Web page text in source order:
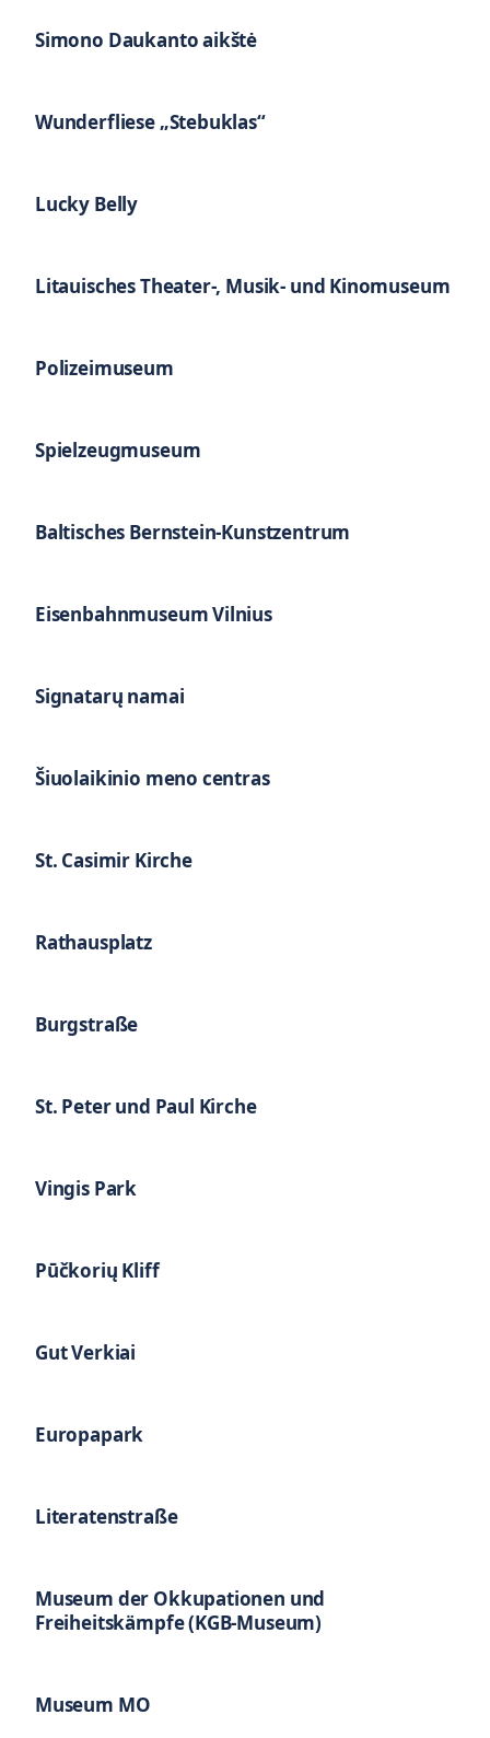
Simono Daukanto aikštė
Wunderfliese „Stebuklas“
Lucky Belly
Litauisches Theater-, Musik- und Kinomuseum
Polizeimuseum
Spielzeugmuseum
Baltisches Bernstein-Kunstzentrum
Eisenbahnmuseum Vilnius
Signatarų namai
Šiuolaikinio meno centras
St. Casimir Kirche
Rathausplatz
Burgstraße
St. Peter und Paul Kirche
Vingis Park
Pūčkorių Kliff
Gut Verkiai
Europapark
Literatenstraße
Museum der Okkupationen und
Freiheitskämpfe (KGB-Museum)
Museum MO